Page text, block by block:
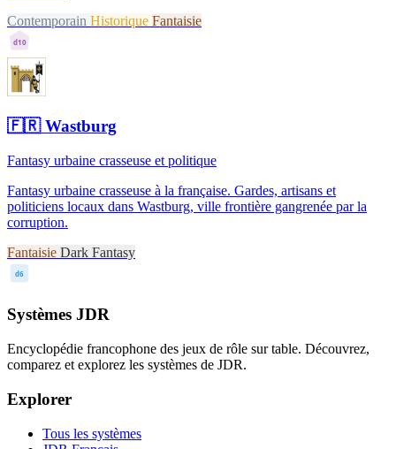
Contemporain Historique Fantaisie
d10
🇫🇷Wastburg
Fantasy urbaine crasseuse et politique
Fantasy urbaine crasseuse à la française. Gardes, artisans et
politiciens locaux dans Wastburg, ville frontière gangrenée par la
corruption.
Fantaisie Dark Fantasy
d6
Systèmes JDR
Encyclopédie francophone des jeux de rôle sur table. Découvrez,
comparez et explorez les systèmes de JDR.
Explorer
Tous les systèmes